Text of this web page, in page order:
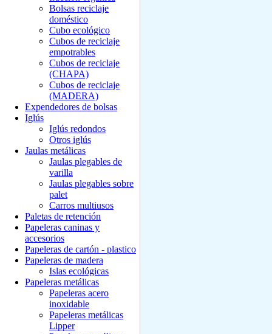
Bolsas reciclaje
doméstico
Cubo ecológico
Cubos de reciclaje
empotrables
Cubos de reciclaje
(CHAPA)
Cubos de reciclaje
(MADERA)
Expendedores de bolsas
Iglús
Iglús redondos
Otros iglús
Jaulas metálicas
Jaulas plegables de
varilla
Jaulas plegables sobre
palet
Carros multiusos
Paletas de retención
Papeleras caninas y
accesorios
Papeleras de cartón - plastico
Papeleras de madera
Islas ecológicas
Papeleras metálicas
Papeleras acero
inoxidable
Papeleras metálicas
Lipper